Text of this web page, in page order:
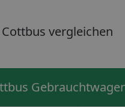
vergleichen